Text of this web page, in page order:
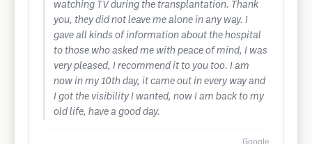
watching TV during the transplantation. Thank
you, they did not leave me alone in any way. I
gave all kinds of information about the hospital
to those who asked me with peace of mind, I was
very pleased, I recommend it to you too. I am
now in my 10th day, it came out in every way and
I got the visibility I wanted, now I am back to my
old life, have a good day.
Google